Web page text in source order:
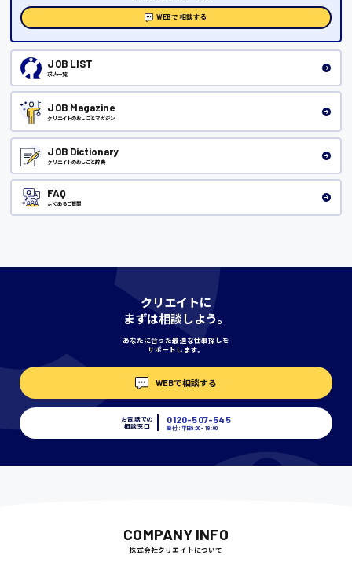
福山市
岡山県
愛知県
時給1000円～
時給1100円～
WEBで相談する
JOB LIST
求人一覧
JOB Magazine
クリエイトのおしごとマガジン
JOB Dictionary
クリエイトのおしごと辞典
FAQ
よくあるご質問
クリエイトに
まずは相談しよう。
あなたに合った最適な仕事探しを
サポートします。
WEBで相談する
お電話での
相談窓口
0120-507-545
受付：平日9:00 - 18:00
COMPANY INFO
株式会社クリエイトについて